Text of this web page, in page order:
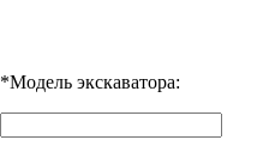
*Модель экскаватора: